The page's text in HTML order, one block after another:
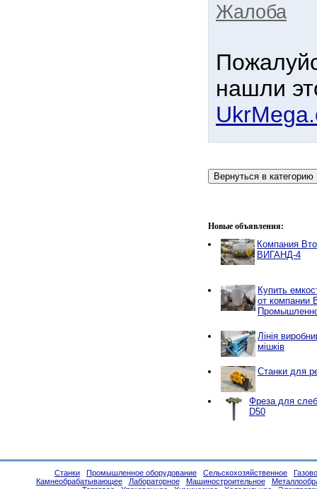
Жалоба
нашли
Новые объявления:
Компания
ВИГАНД-4
Купить
от компании
Лінія
мішків
Станки для
Фреза для
D50
Станки Промышленное оборудование Сельскохозяйственное
Камнеобрабатывающее
Лабораторное Машиностроительное